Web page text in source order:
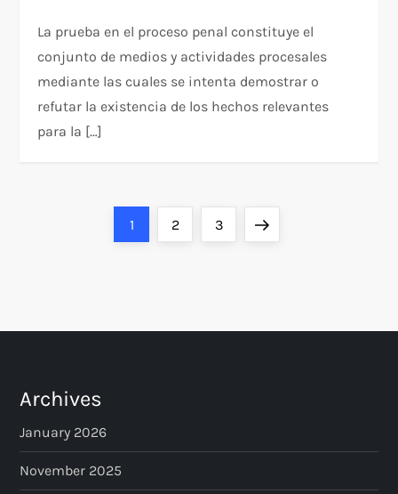
La prueba en el proceso penal constituye el
conjunto de medios y actividades procesales
mediante las cuales se intenta demostrar o
refutar la existencia de los hechos relevantes
para la […]
s
p
a
Page
1 Page
2 Page
3 Next
Archives
January 2026
November 2025